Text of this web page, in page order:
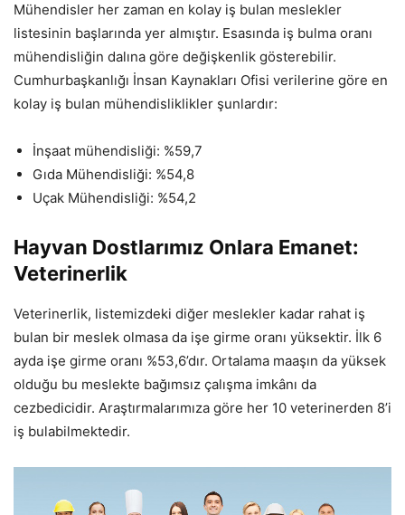
Mühendisler her zaman en kolay iş bulan meslekler
listesinin başlarında yer almıştır. Esasında iş bulma oranı
mühendisliğin dalına göre değişkenlik gösterebilir.
Cumhurbaşkanlığı İnsan Kaynakları Ofisi verilerine göre en
kolay iş bulan mühendisliklikler şunlardır:
İnşaat mühendisliği: %59,7
Gıda Mühendisliği: %54,8
Uçak Mühendisliği: %54,2
Hayvan Dostlarımız Onlara Emanet:
Veterinerlik
Veterinerlik, listemizdeki diğer meslekler kadar rahat iş
bulan bir meslek olmasa da işe girme oranı yüksektir. İlk 6
ayda işe girme oranı %53,6’dır. Ortalama maaşın da yüksek
olduğu bu meslekte bağımsız çalışma imkânı da
cezbedicidir. Araştırmalarımıza göre her 10 veterinerden 8’i
iş bulabilmektedir.